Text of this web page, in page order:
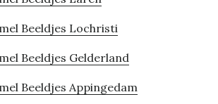
Beeldjes Lochristi
Beeldjes Gelderland
Beeldjes Appingedam